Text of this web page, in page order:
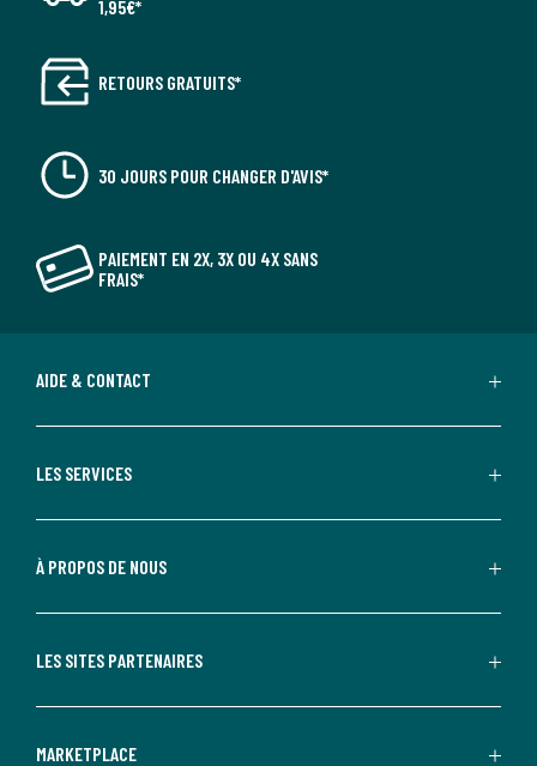
1,95€*
RETOURS GRATUITS*
30 JOURS POUR CHANGER D'AVIS*
PAIEMENT EN 2X, 3X OU 4X SANS
FRAIS*
AIDE & CONTACT
LES SERVICES
À PROPOS DE NOUS
LES SITES PARTENAIRES
MARKETPLACE